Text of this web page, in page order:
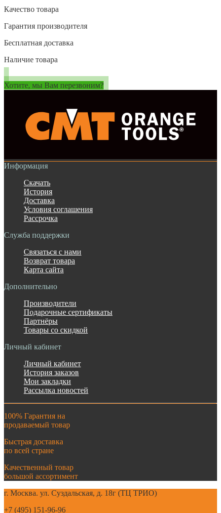
Качество товара
Гарантия производителя
Бесплатная доставка
Наличие товара
Хотите, мы Вам перезвоним?
Информация
Скачать
История
Доставка
Условия соглашения
Рассрочка
Служба поддержки
Связаться с нами
Возврат товара
Карта сайта
Дополнительно
Производители
Подарочные сертификаты
Партнёры
Товары со скидкой
Личный кабинет
Личный кабинет
История заказов
Мои закладки
Рассылка новостей
100% Гарантия на
продаваемый товар
Быстрая доставка
по всей стране
Качественный товар
большой ассортимент
г. Москва. ул. Суздальская, д. 18г (ТЦ ТРИО)
+7 (495) 151-96-96